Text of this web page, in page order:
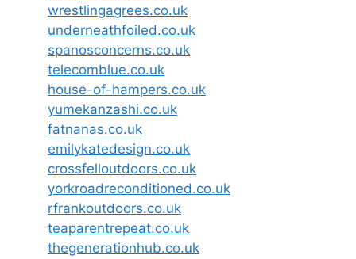
wrestlingagrees.co.uk
underneathfoiled.co.uk
spanosconcerns.co.uk
telecomblue.co.uk
house-of-hampers.co.uk
yumekanzashi.co.uk
fatnanas.co.uk
emilykatedesign.co.uk
crossfelloutdoors.co.uk
yorkroadreconditioned.co.uk
rfrankoutdoors.co.uk
teaparentrepeat.co.uk
thegenerationhub.co.uk